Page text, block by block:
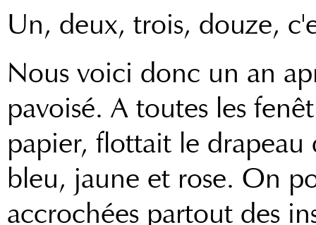
Un, deux, trois, douze,
Nous voici donc un an
pavoisé. A toutes les
papier, flottait le
bleu, jaune et rose. On
accrochées partout des